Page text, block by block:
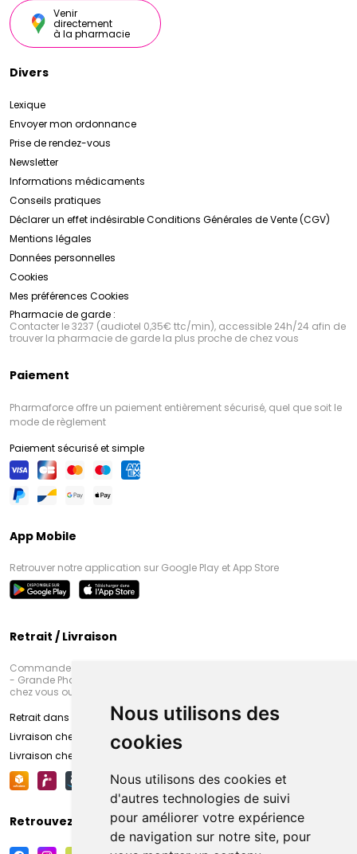
Nous utilisons des
cookies
Nous utilisons des cookies et
d'autres technologies de suivi
pour améliorer votre expérience
de navigation sur notre site, pour
Venir
directement
à la pharmacie
Divers
Lexique
Envoyer mon ordonnance
Prise de rendez-vous
Newsletter
Informations médicaments
Conseils pratiques
Déclarer un effet indésirableConditions Générales de Vente (CGV)
Mentions légales
Données personnelles
Cookies
Mes préférences Cookies
Pharmacie de garde :
Contacter le 3237 (audiotel 0,35€ ttc/min), accessible 24h/24 afin de
trouver la pharmacie de garde la plus proche de chez vous
Paiement
Pharmaforce offre un paiement entièrement sécurisé, quel que soit le
mode de règlement
Paiement sécurisé et simple
App Mobile
Retrouver notre application sur Google Play et App Store
Retrait / Livraison
Commandez en ligne et venez chercher votre commande à Amiens
- Grande Pharmacie d’Amiens (Fachon) ou recevez-là rapidement
chez vous ou en point retrait
Retrait dans la pharmacie d’Amiens
Livraison chez vous
Livraison chez votre commerçant
Retrouvez-nous sur vos réseaux sociaux